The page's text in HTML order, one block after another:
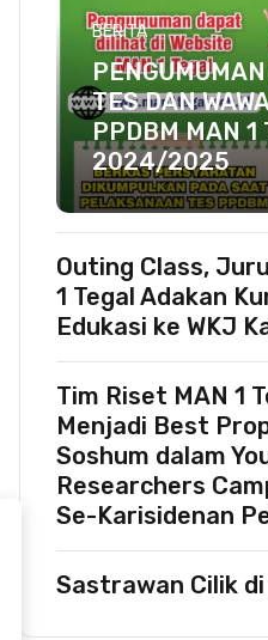
BERITA
TES DAN
PPDBM MAN 1
2024/2025
Outing Class,
1 Tegal Adakan
Edukasi ke WKJ
Tim Riset MAN 1
Menjadi Best
Soshum dalam
Researchers
Se-Karisidenan
Sastrawan Cilik di